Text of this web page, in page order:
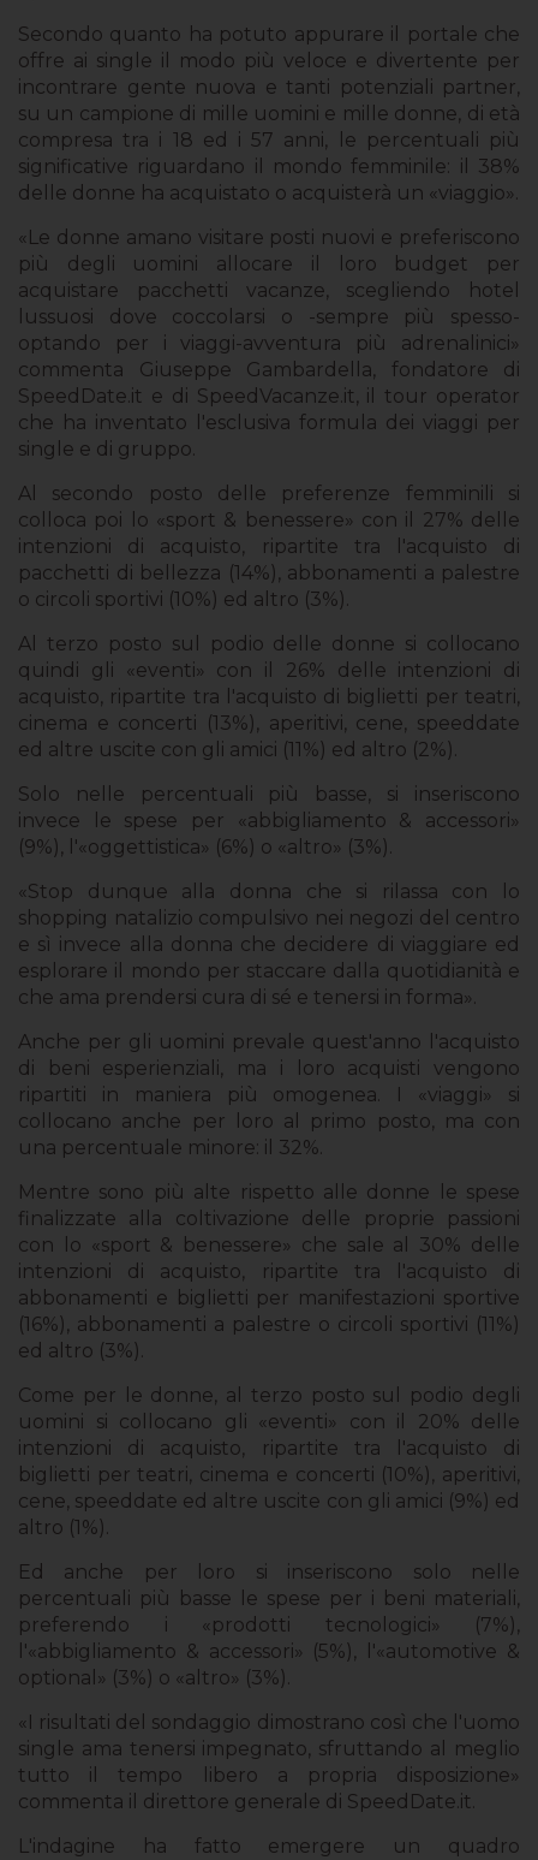
Secondo quanto ha potuto appurare il portale che
offre ai single il modo più veloce e divertente per
incontrare gente nuova e tanti potenziali partner,
su un campione di mille uomini e mille donne, di età
compresa tra i 18 ed i 57 anni, le percentuali più
significative riguardano il mondo femminile: il 38%
delle donne ha acquistato o acquisterà un «viaggio».
«Le donne amano visitare posti nuovi e preferiscono
più degli uomini allocare il loro budget per
acquistare pacchetti vacanze, scegliendo hotel
lussuosi dove coccolarsi o -sempre più spesso-
optando per i viaggi-avventura più adrenalinici»
commenta Giuseppe Gambardella, fondatore di
SpeedDate.it e di SpeedVacanze.it, il tour operator
che ha inventato l'esclusiva formula dei viaggi per
single e di gruppo.
Al secondo posto delle preferenze femminili si
colloca poi lo «sport & benessere» con il 27% delle
intenzioni di acquisto, ripartite tra l'acquisto di
pacchetti di bellezza (14%), abbonamenti a palestre
o circoli sportivi (10%) ed altro (3%).
Al terzo posto sul podio delle donne si collocano
quindi gli «eventi» con il 26% delle intenzioni di
acquisto, ripartite tra l'acquisto di biglietti per teatri,
cinema e concerti (13%), aperitivi, cene, speeddate
ed altre uscite con gli amici (11%) ed altro (2%).
Solo nelle percentuali più basse, si inseriscono
invece le spese per «abbigliamento & accessori»
(9%), l'«oggettistica» (6%) o «altro» (3%).
«Stop dunque alla donna che si rilassa con lo
shopping natalizio compulsivo nei negozi del centro
e sì invece alla donna che decidere di viaggiare ed
esplorare il mondo per staccare dalla quotidianità e
che ama prendersi cura di sé e tenersi in forma».
Anche per gli uomini prevale quest'anno l'acquisto
di beni esperienziali, ma i loro acquisti vengono
ripartiti in maniera più omogenea. I «viaggi» si
collocano anche per loro al primo posto, ma con
una percentuale minore: il 32%.
Mentre sono più alte rispetto alle donne le spese
finalizzate alla coltivazione delle proprie passioni
con lo «sport & benessere» che sale al 30% delle
intenzioni di acquisto, ripartite tra l'acquisto di
abbonamenti e biglietti per manifestazioni sportive
(16%), abbonamenti a palestre o circoli sportivi (11%)
ed altro (3%).
Come per le donne, al terzo posto sul podio degli
uomini si collocano gli «eventi» con il 20% delle
intenzioni di acquisto, ripartite tra l'acquisto di
biglietti per teatri, cinema e concerti (10%), aperitivi,
cene, speeddate ed altre uscite con gli amici (9%) ed
altro (1%).
Ed anche per loro si inseriscono solo nelle
percentuali più basse le spese per i beni materiali,
preferendo i «prodotti tecnologici» (7%),
l'«abbigliamento & accessori» (5%), l'«automotive &
optional» (3%) o «altro» (3%).
«I risultati del sondaggio dimostrano così che l'uomo
single ama tenersi impegnato, sfruttando al meglio
tutto il tempo libero a propria disposizione»
commenta il direttore generale di SpeedDate.it.
L'indagine ha fatto emergere un quadro